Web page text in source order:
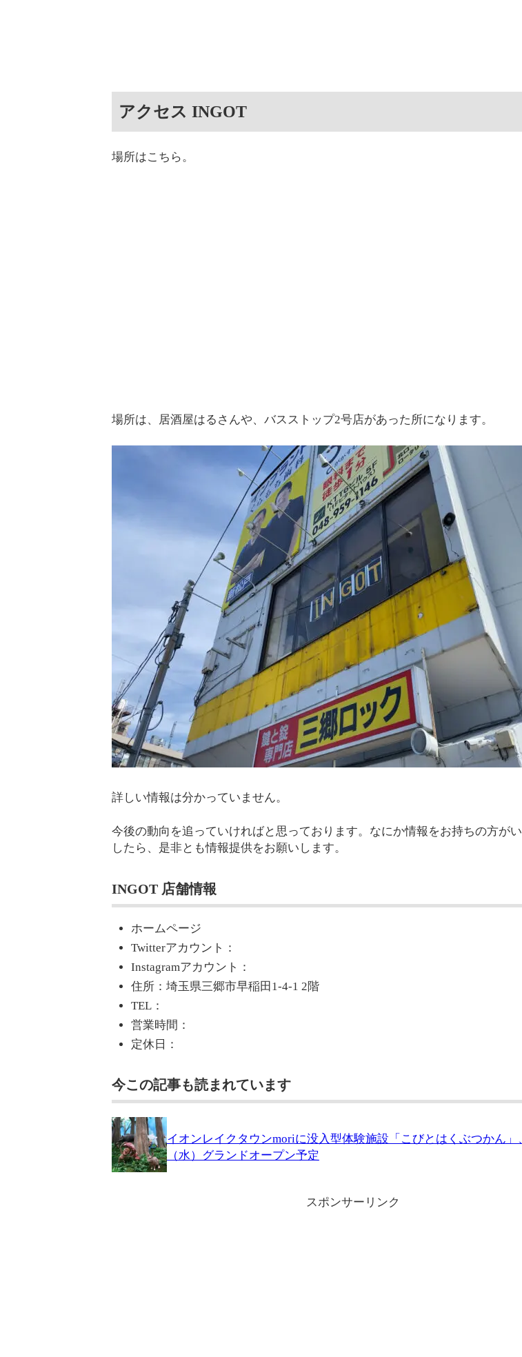
アクセス INGOT
場所はこちら。
場所は、居酒屋はるさんや、バスストップ2号店があった所になります。
詳しい情報は分かっていません。
今後の動向を追っていければと思っております。なにか情報をお持ちの方が
したら、是非とも情報提供をお願いします。
INGOT 店舗情報
ホームページ
Twitterアカウント：
Instagramアカウント：
住所：埼玉県三郷市早稲田1-4-1 2階
TEL：
営業時間：
定休日：
今この記事も読まれています
イオンレイクタウンmoriに没入型体験施設「こびとはくぶつかん」
（水）グランドオープン予定
スポンサーリンク